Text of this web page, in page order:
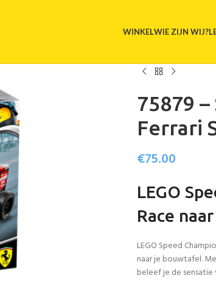
WINKELWIE ZIJN WIJ?
75879
Ferrari
€75.00
LEGO
Race
LEGO Speed
naar je bouwtafel.
beleef je de